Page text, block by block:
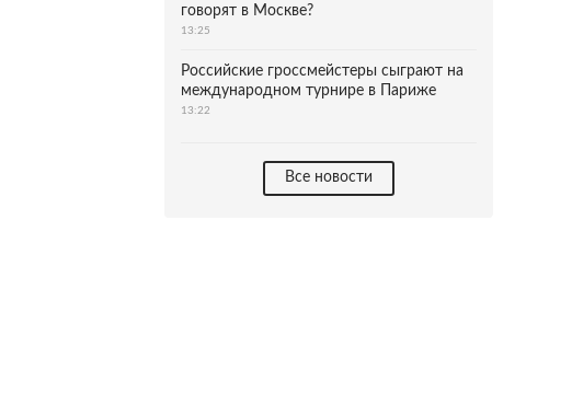
говорят в Москве?
13:25
Российские гроссмейстеры сыграют на
международном турнире в Париже
13:22
Все новости